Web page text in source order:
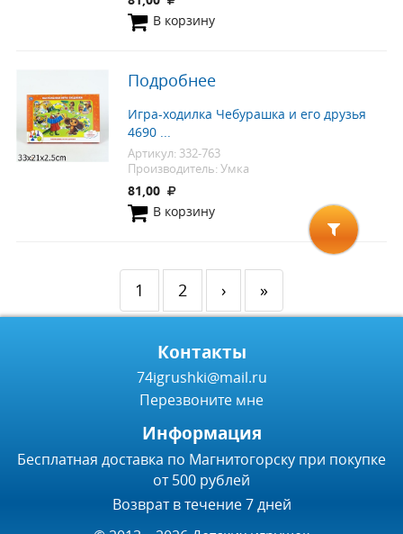
В корзину
Подробнее
Игра-ходилка Чебурашка и его друзья
4690 ...
Артикул: 332-763
Производитель: Умка
81,00
В корзину
1 2 › »
Контакты
74igrushki@mail.ru
Перезвоните мне
Информация
Бесплатная доставка по Магнитогорску при покупке
от 500 рублей
Возврат в течение 7 дней